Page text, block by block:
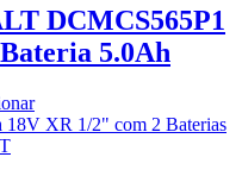
DCMCS565P1
5.0Ah